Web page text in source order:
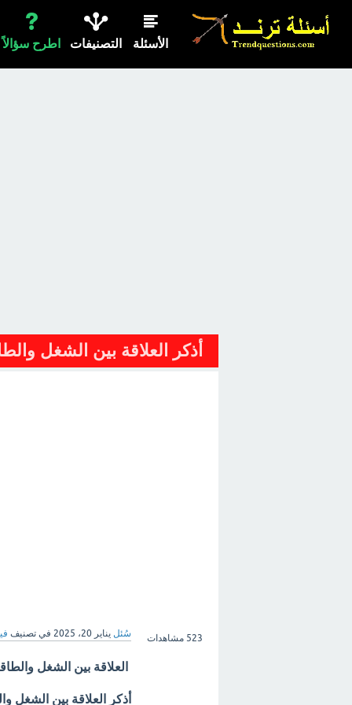
الأسئلة التصنيفات اطرح سؤالاً
أذكر العلاقة بين الشغل
523 مشاهدات سُئل يناير 20، 2025 في تصنيف
العلاقة بين الشغل
أذكر العلاقة بين الشغل